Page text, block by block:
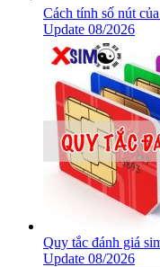
Cách tính số nút
Update 08/2026
Quy tắc đánh giá
Update 08/2026